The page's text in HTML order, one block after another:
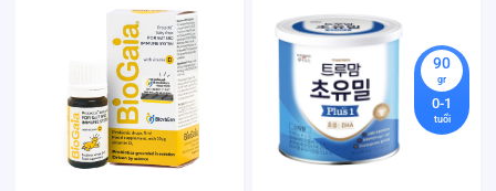
90
gr
0-1
tuổi